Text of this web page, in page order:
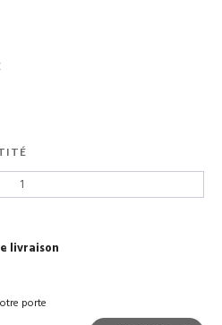
livraison
porte